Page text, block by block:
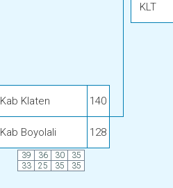
KLT
Kab Klaten 140
Kab Boyolali 128
39 36 30
35
33
25 35 35